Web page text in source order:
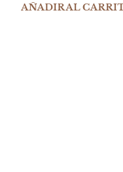
AÑADIR AL